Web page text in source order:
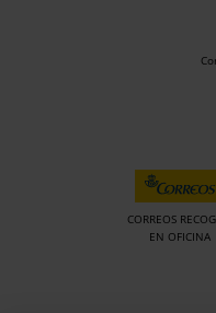
CORREOS
EN OFICINA